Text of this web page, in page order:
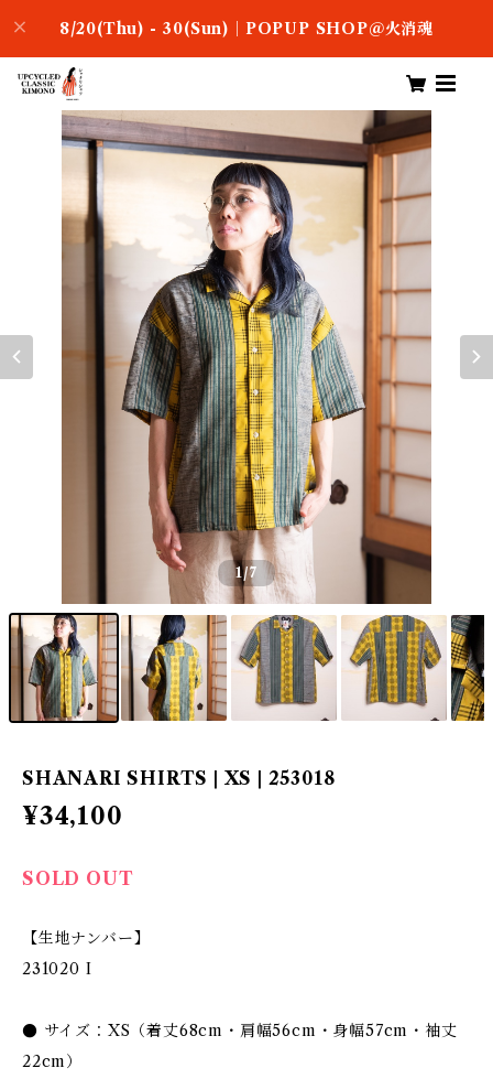
8/20(Thu) - 30(Sun)｜POPUP SHOP＠火消魂
1/7
SHANARI SHIRTS | XS | 253018
¥34,100
SOLD OUT
【生地ナンバー】
231020 I
● サイズ：XS（着丈68cm・肩幅56cm・身幅57cm・袖丈
22cm）